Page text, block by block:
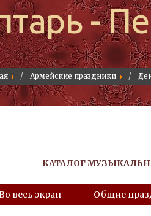
-
Армейские праздники
КАТАЛОГ
весь экран Общие